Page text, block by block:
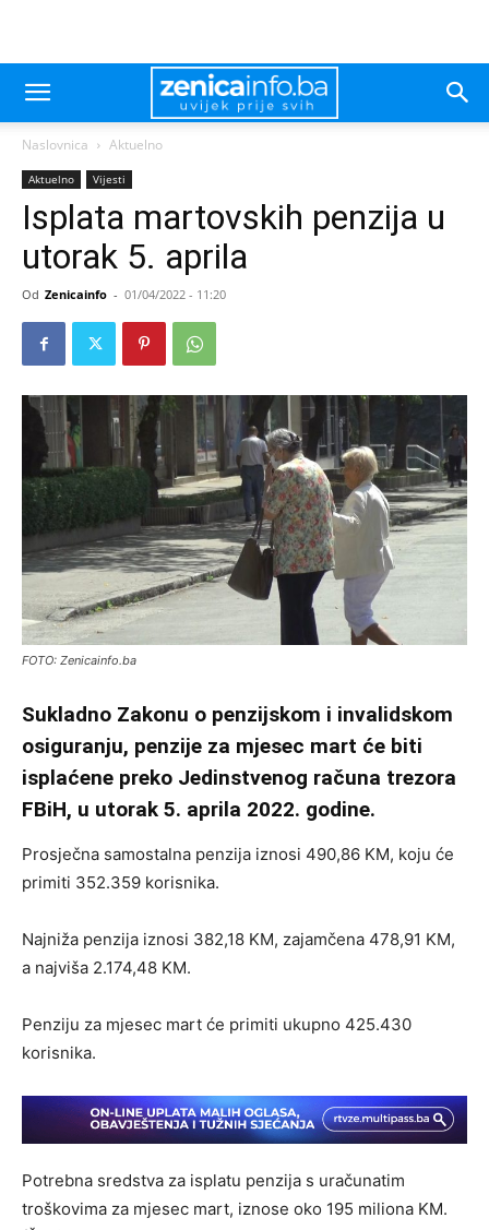
Naslovnica Aktuelno
Aktuelno Vijesti
Isplata martovskih penzija u
utorak 5. aprila
Od Zenicainfo - 01/04/2022 - 11:20
FOTO: Zenicainfo.ba
Sukladno Zakonu o penzijskom i invalidskom
osiguranju, penzije za mjesec mart će biti
isplaćene preko Jedinstvenog računa trezora
FBiH, u utorak 5. aprila 2022. godine.
Prosječna samostalna penzija iznosi 490,86 KM, koju će
primiti 352.359 korisnika.
Najniža penzija iznosi 382,18 KM, zajamčena 478,91 KM,
a najviša 2.174,48 KM.
Penziju za mjesec mart će primiti ukupno 425.430
korisnika.
Potrebna sredstva za isplatu penzija s uračunatim
troškovima za mjesec mart, iznose oko 195 miliona KM.